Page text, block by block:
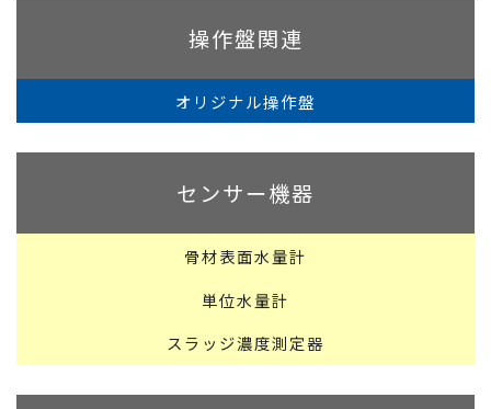
操作盤関連
オリジナル操作盤
センサー機器
骨材表面水量計
単位水量計
スラッジ濃度測定器